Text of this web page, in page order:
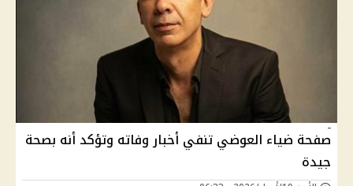
صفحة ضياء العوضي تنفي أخبار وفاته وتؤكد أنه بصحة
جيدة